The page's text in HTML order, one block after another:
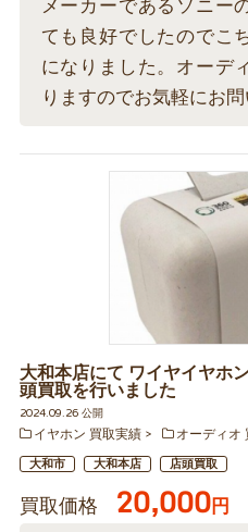
メーカーであるソニー
ても良好でしたのでこ
になりました。オーデ
りますのでお気軽にお問
大和本店にて ワイヤイヤホ
頭買取を行いました
2024.09.26 公開
イヤホン 買取実績
オーディオ
大和市 大和本店 店頭買取
買取価格 20,000円